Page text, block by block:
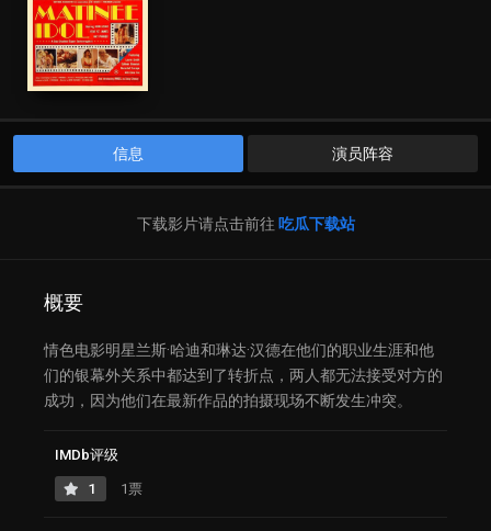
信息 演员阵容
下载影片请点击前往 吃瓜下载站
概要
情色电影明星兰斯·哈迪和琳达·汉德在他们的职业生涯和他
们的银幕外关系中都达到了转折点，两人都无法接受对方的
成功，因为他们在最新作品的拍摄现场不断发生冲突。
IMDb评级
1 1票